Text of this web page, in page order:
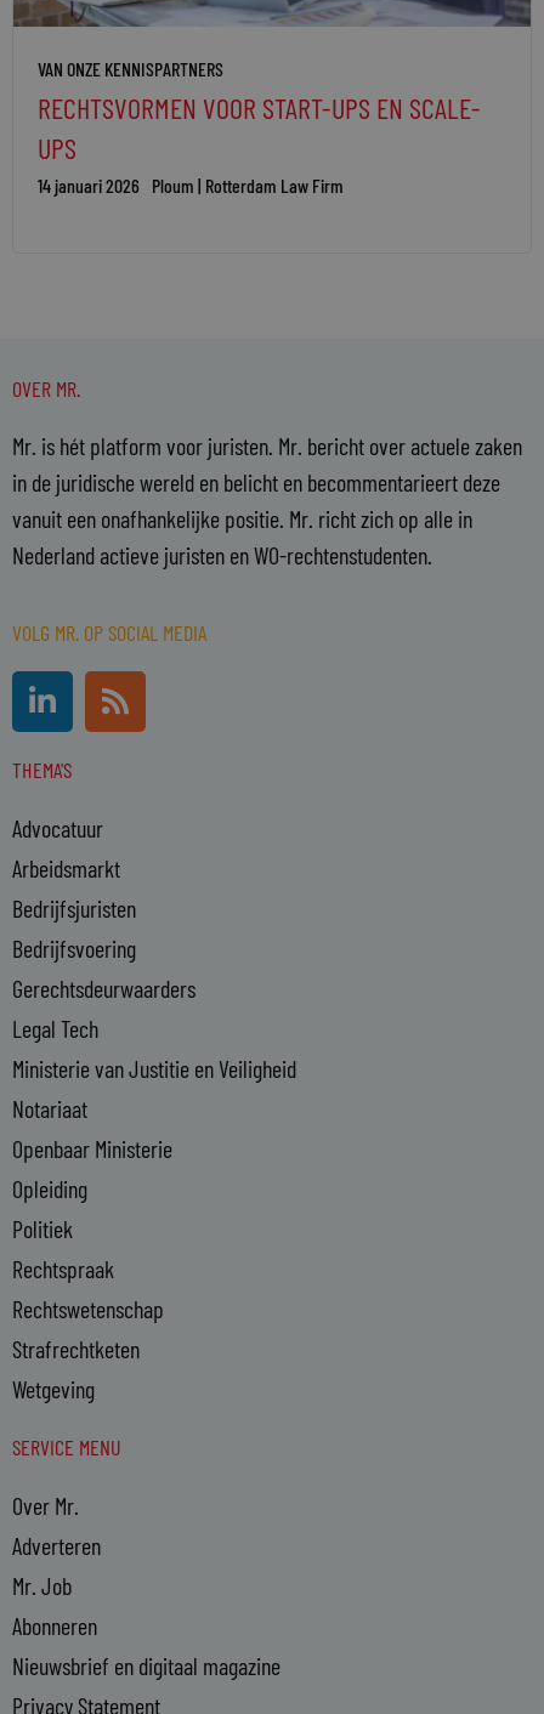
VAN ONZE KENNISPARTNERS
RECHTSVORMEN VOOR START-UPS EN SCALE-
UPS
14 januari 2026 Ploum | Rotterdam Law Firm
OVER MR.
Mr. is hét platform voor juristen. Mr. bericht over actuele zaken
in de juridische wereld en belicht en becommentarieert deze
vanuit een onafhankelijke positie. Mr. richt zich op alle in
Nederland actieve juristen en WO-rechtenstudenten.
VOLG MR. OP SOCIAL MEDIA
L
i
n
k
d
i
n
-
i
n
R
s
s
THEMA'S
Advocatuur
Arbeidsmarkt
Bedrijfsjuristen
Bedrijfsvoering
Gerechtsdeurwaarders
Legal Tech
Ministerie van Justitie en Veiligheid
Notariaat
Openbaar Ministerie
Opleiding
Politiek
Rechtspraak
Rechtswetenschap
Strafrechtketen
Wetgeving
SERVICE MENU
Over Mr.
Adverteren
Mr. Job
Abonneren
Nieuwsbrief en digitaal magazine
Privacy Statement